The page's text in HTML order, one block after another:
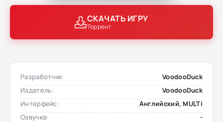
СКАЧАТЬ ИГРУ
Торрент
Разработчик:
VoodooDuck
Издатель:
VoodooDuck
Интерфейс:
Английский, MULTi
Озвучка:
-